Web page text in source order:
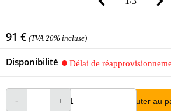
91 € (TVA 20% incluse)
Disponibilité Délai de
Ajouter au